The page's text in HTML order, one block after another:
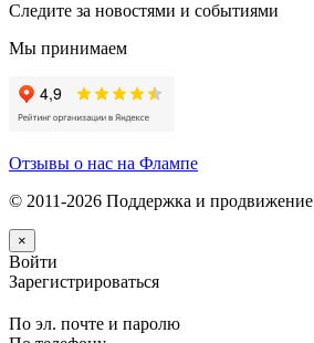
Следите за новостями и событиями
Мы принимаем
Отзывы о нас на Флампе
© 2011-2026 Поддержка и продвижение
×
Войти
Зарегистрироваться
По эл. почте и паролю